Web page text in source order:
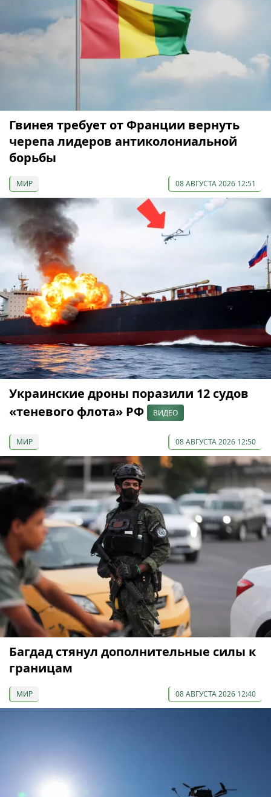
Гвинея требует от Франции вернуть
черепа лидеров антиколониальной
борьбы
МИР 08 АВГУСТА 2026 12:51
Украинские дроны поразили 12 судов
«теневого флота» РФ
ВИДЕО
МИР 08 АВГУСТА 2026 12:50
Багдад стянул дополнительные силы к
границам
МИР 08 АВГУСТА 2026 12:40